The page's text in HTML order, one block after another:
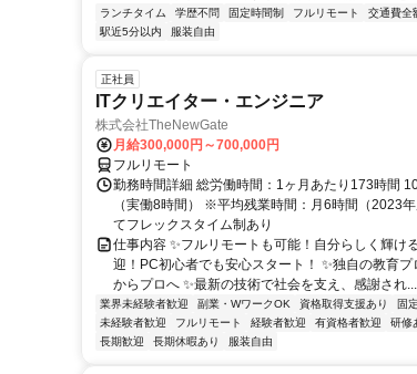
ランチタイム 学歴不問 固定時間制 フルリモート 交通費全
駅近5分以内
服装自由
正社員
ITクリエイター・エンジニア
株式会社TheNewGate
月給300,000円～700,000円
フルリモート
勤務時間詳細 総労働時間：1ヶ月あたり173時間
（実働8時間） ※平均残業時間：月6時間（2023
てフレックスタイム制あり
仕事内容 ✨フルリモートも可能！自分らしく輝け
迎！PC初心者でも安心スタート！ ✨独自の教育
からプロへ ✨最新の技術で社会を支え、感謝され...
業界未経験者歓迎 副業・WワークOK 資格取得支援あり 固
未経験者歓迎
フルリモート 経験者歓迎 有資格者歓迎 研修
長期歓迎
長期休暇あり 服装自由